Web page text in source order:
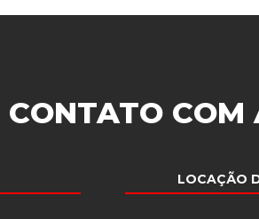
CONTATO COM
LOCAÇÃO